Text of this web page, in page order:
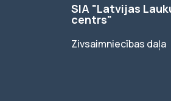
SIA "Latvijas
centrs"
Zivsaimniecības daļa